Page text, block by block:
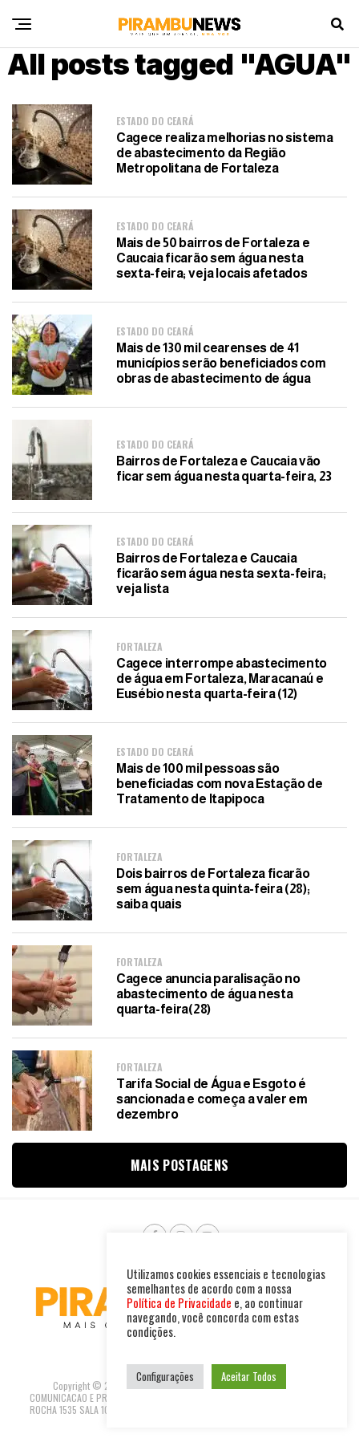
All posts tagged "AGUA"
ESTADO DO CEARÁ
Cagece realiza melhorias no sistema
de abastecimento da Região
Metropolitana de Fortaleza
ESTADO DO CEARÁ
Mais de 50 bairros de Fortaleza e
Caucaia ficarão sem água nesta
sexta-feira; veja locais afetados
ESTADO DO CEARÁ
Mais de 130 mil cearenses de 41
municípios serão beneficiados com
obras de abastecimento de água
ESTADO DO CEARÁ
Bairros de Fortaleza e Caucaia vão
ficar sem água nesta quarta-feira, 23
ESTADO DO CEARÁ
Bairros de Fortaleza e Caucaia
ficarão sem água nesta sexta-feira;
veja lista
FORTALEZA
Cagece interrompe abastecimento
de água em Fortaleza, Maracanaú e
Eusébio nesta quarta-feira (12)
ESTADO DO CEARÁ
Mais de 100 mil pessoas são
beneficiadas com nova Estação de
Tratamento de Itapipoca
FORTALEZA
Dois bairros de Fortaleza ficarão
sem água nesta quinta-feira (28);
saiba quais
FORTALEZA
Cagece anuncia paralisação no
abastecimento de água nesta
quarta-feira(28)
FORTALEZA
Tarifa Social de Água e Esgoto é
sancionada e começa a valer em
dezembro
MAIS POSTAGENS
Copyright © 2025. Todos os direitos reservados. PIRAMBU NEWS
COMUNICACAO E PRODUTOS LTDA | CNPJ: 47.694.733/0001-37 R GUILHERME
ROCHA 1535 SALA 10 - FORTALEZA-CEARÁ REDACAO@PIRAMBUNEWS.COM.BR
Utilizamos cookies essenciais e tecnologias
semelhantes de acordo com a nossa
Política de Privacidade e, ao continuar
navegando, você concorda com estas
condições.
Configurações Aceitar Todos